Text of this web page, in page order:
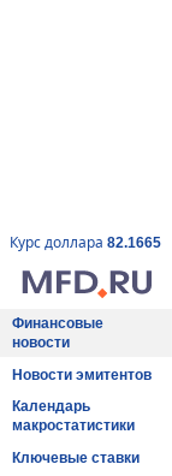
Курс доллара 82.1665
Финансовые
новости
Новости эмитентов
Календарь
макростатистики
Ключевые ставки